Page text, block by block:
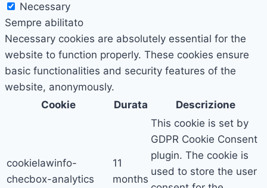
Necessary
Sempre abilitato
Necessary cookies are absolutely essential for the
website to function properly. These cookies ensure
basic functionalities and security features of the
website, anonymously.
Cookie
Durata Descrizione
cookielawinfo-
checbox-analytics
11
months
This cookie is set by
GDPR Cookie Consent
plugin. The cookie is
used to store the user